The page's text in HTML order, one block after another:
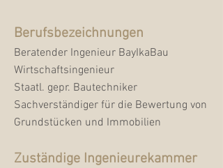
Berufsbezeichnungen
Beratender Ingenieur BayIkaBau
Wirtschaftsingenieur
Staatl. gepr. Bautechniker
Sachverständiger für die Bewertung von
Grundstücken und Immobilien
Zuständige Ingenieurekammer